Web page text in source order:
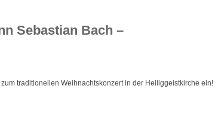
Sebastian Bach –
traditionellen Weihnachtskonzert in der Heiliggeistkirche ein!